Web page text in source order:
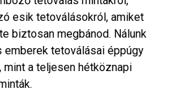
esik tetoválásokról, amiket
biztosan megbánod. Nálunk
emberek tetoválásai éppúgy
a teljesen hétköznapi